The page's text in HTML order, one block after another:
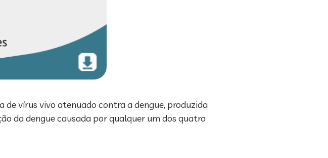
vírus vivo atenuado contra a dengue, produzida
da dengue causada por qualquer um dos quatro